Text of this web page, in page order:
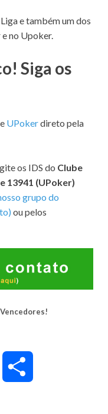
e também um dos
no Upoker.
Siga os
e UPokerdireto pela
os IDS do Clube
13941 (UPoker)
grupo do
ou pelos